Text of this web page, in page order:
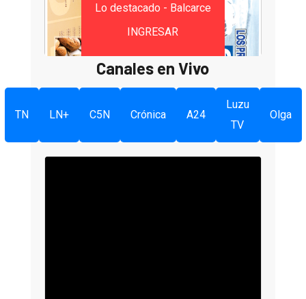
Lo destacado - Balcarce
INGRESAR
Canales en Vivo
TN LN+ C5N Crónica A24
Luzu
TV
Olga